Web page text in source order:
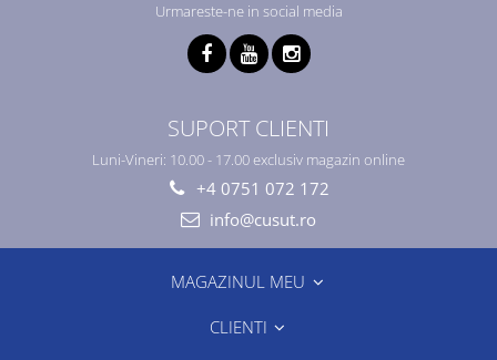
Urmareste-ne in social media
SUPORT CLIENTI
Luni-Vineri: 10.00 - 17.00 exclusiv magazin online
+4 0751 072 172
info@cusut.ro
MAGAZINUL MEU
CLIENTI